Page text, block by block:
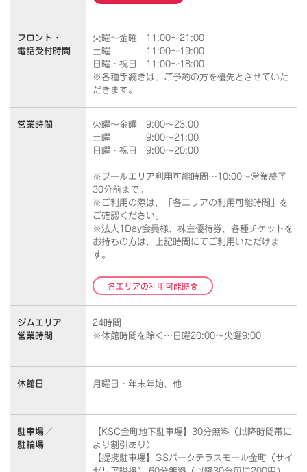
フロント・
電話受付時間
火曜～金曜 11:00～21:00
土曜 11:00～19:00
日曜・祝日 11:00～18:00
※各種手続きは、ご予約の方を優先とさせていた
だきます。
営業時間
火曜～金曜 9:00～23:00
土曜 9:00～21:00
日曜・祝日 9:00～20:00
※プールエリア利用可能時間…10:00～営業終了
30分前まで。
※ご利用の際は、「各エリアの利用可能時間」を
ご確認ください。
※法人1Day会員様、株主優待券、各種チケットを
お持ちの方は、上記時間にてご利用いただけま
す。
各エリアの利用可能時間
ジムエリア
営業時間
24時間
※休館時間を除く…日曜20:00～火曜9:00
休館日 月曜日・年末年始、他
駐車場／
駐輪場
【KSC金町地下駐車場】30分無料（以降時間帯に
より割引あり）
【提携駐車場】GSパークテラスモール金町（サイ